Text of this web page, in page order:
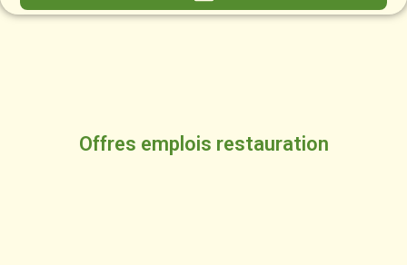
Offres emplois restauration